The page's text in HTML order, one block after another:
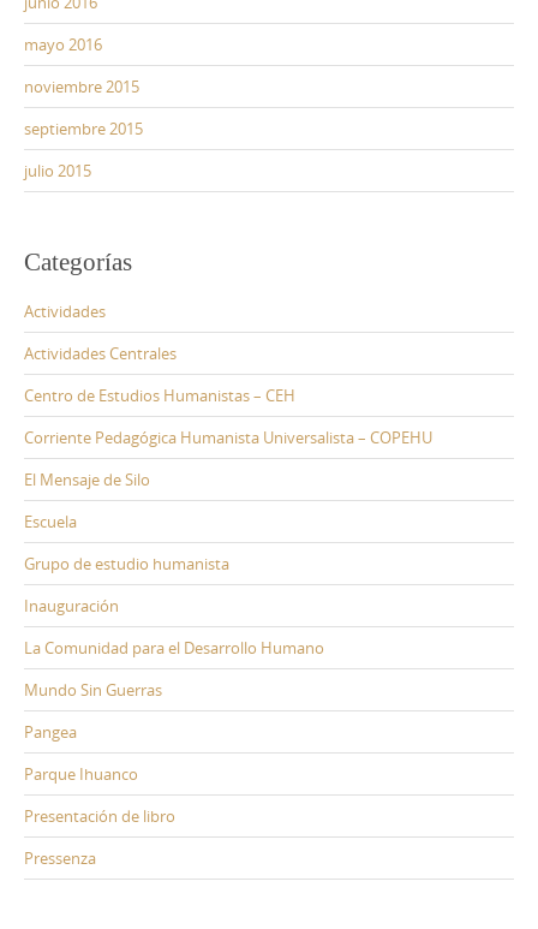
mayo 2016
noviembre 2015
septiembre 2015
julio 2015
Categorías
Actividades
Actividades Centrales
Centro de Estudios Humanistas – CEH
Corriente Pedagógica Humanista Universalista – COPEHU
El Mensaje de Silo
Escuela
Grupo de estudio humanista
Inauguración
La Comunidad para el Desarrollo Humano
Mundo Sin Guerras
Pangea
Parque Ihuanco
Presentación de libro
Pressenza